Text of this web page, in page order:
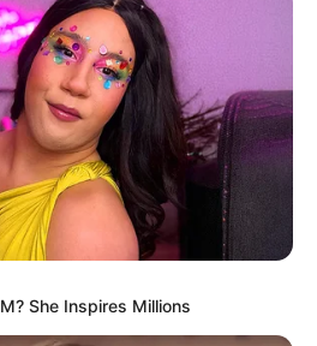
She Inspires Millions